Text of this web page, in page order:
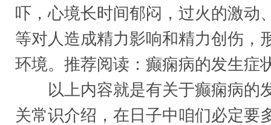
吓，心境长时间郁闷，过火的激动
等对人造成精力影响和精力创伤，
环境。推荐阅读： 癫痫病的发生症
以上内容就是有关于癫痫病的
关常识介绍，在日子中咱们必定要